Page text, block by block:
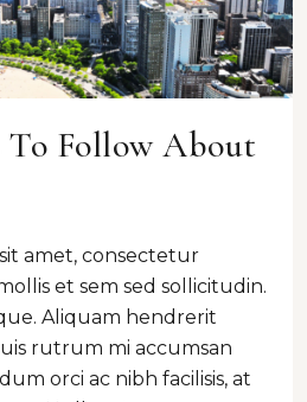
To Follow About
amet, consectetur
et sem sed sollicitudin.
Aliquam hendrerit
rutrum mi accumsan
orci ac nibh facilisis, at